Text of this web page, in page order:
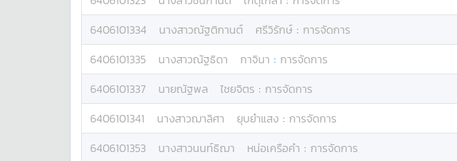
6406101334
นางสาวณัฐติกานต์ ศรีวิรักษ์ : การจัดการ
6406101335
นางสาวณัฐธิดา กาจินา : การจัดการ
6406101337
นายณัฐพล ไชยจิตร : การจัดการ
6406101341
นางสาวฌาลิศา ยุบยำแสง : การจัดการ
6406101353
นางสาวนนท์ธิฌา หน่อเครือคำ : การจัดการ